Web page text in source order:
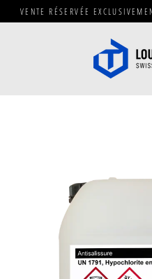
Passer
au
VENTE RÉSERVÉE